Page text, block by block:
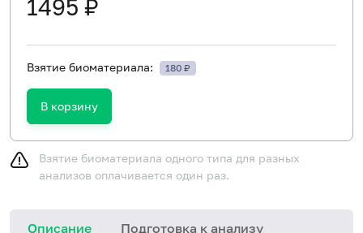
1495 ₽
Взятие биоматериала: 180 ₽
В корзину
Взятие биоматериала одного типа для разных
анализов оплачивается один раз.
Описание Подготовка к анализу